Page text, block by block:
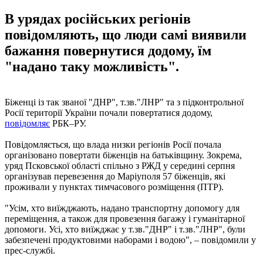
В урядах російських регіонів
повідомляють, що люди самі виявили
бажання повернутися додому, їм
"надано таку можливість".
Біженці із так званої "ДНР", т.зв."ЛНР" та з підконтрольної
Росії території України почали повертатися додому,
повідомляє РБК–РУ.
Повідомляється, що влада низки регіонів Росії почала
організовано повертати біженців на батьківщину. Зокрема,
уряд Псковської області спільно з РЖД у середині серпня
організував перевезення до Маріуполя 57 біженців, які
проживали у пунктах тимчасового розміщення (ПТР).
"Усім, хто виїжджають, надано транспортну допомогу для
переміщення, а також для провезення багажу і гуманітарної
допомоги. Усі, хто виїжджає у т.зв."ДНР" і т.зв."ЛНР", були
забезпечені продуктовими наборами і водою", – повідомили у
прес-службі.